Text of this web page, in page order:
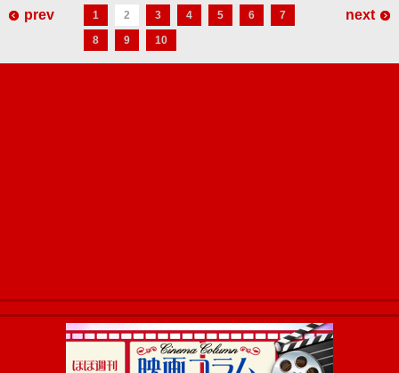
prev 1 2 3 4 5 6
7
8
9 10
next